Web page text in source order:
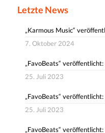
Letzte News
„Karmous Music“
7. Oktober 2024
„FavoBeats“
25. Juli 2023
„FavoBeats“
25. Juli 2023
„FavoBeats“